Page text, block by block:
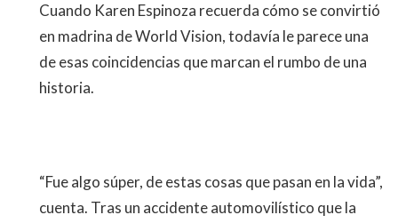
Cuando Karen Espinoza recuerda cómo se convirtió
en madrina de World Vision, todavía le parece una
de esas coincidencias que marcan el rumbo de una
historia.
“Fue algo súper, de estas cosas que pasan en la vida”,
cuenta. Tras un accidente automovilístico que la